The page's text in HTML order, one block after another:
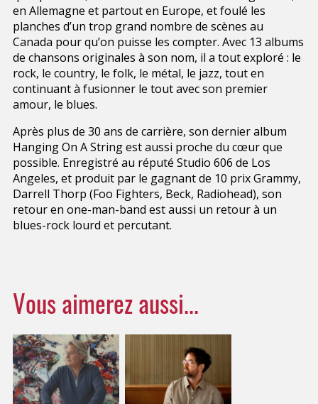
en Allemagne et partout en Europe, et foulé les
planches d’un trop grand nombre de scènes au
Canada pour qu’on puisse les compter. Avec 13 albums
de chansons originales à son nom, il a tout exploré : le
rock, le country, le folk, le métal, le jazz, tout en
continuant à fusionner le tout avec son premier
amour, le blues.
Après plus de 30 ans de carrière, son dernier album
Hanging On A String est aussi proche du cœur que
possible. Enregistré au réputé Studio 606 de Los
Angeles, et produit par le gagnant de 10 prix Grammy,
Darrell Thorp (Foo Fighters, Beck, Radiohead), son
retour en one-man-band est aussi un retour à un
blues-rock lourd et percutant.
Vous aimerez aussi...